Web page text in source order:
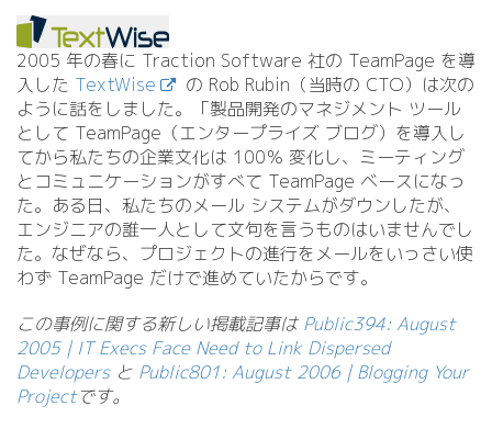
2005 年の春に Traction Software 社の TeamPage を導
入した TextWise
の Rob Rubin（当時の CTO）は次の
ように話をしました。「製品開発のマネジメント ツール
として TeamPage（エンタープライズ ブログ）を導入し
てから私たちの企業文化は 100％ 変化し、ミーティング
とコミュニケーションがすべて TeamPage ベースになっ
た。ある日、私たちのメール システムがダウンしたが、
エンジニアの誰一人として文句を言うものはいませんでし
た。なぜなら、プロジェクトの進行をメールをいっさい使
わず TeamPage だけで進めていたからです。
この事例に関する新しい掲載記事は Public394: August
2005 | IT Execs Face Need to Link Dispersed
Developersと Public801: August 2006 | Blogging Your
Projectです。